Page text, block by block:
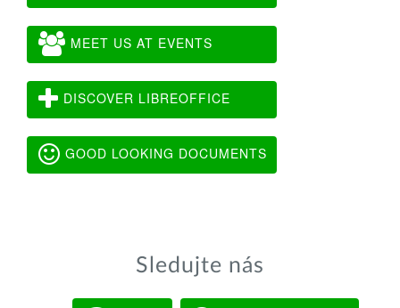
MEET US AT EVENTS
DISCOVER LIBREOFFICE
GOOD LOOKING DOCUMENTS
Sledujte nás